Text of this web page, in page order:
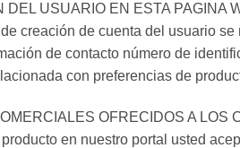
DEL USUARIO EN ESTA PAGINA
creación de cuenta del usuario
de contacto número de
con preferencias de
OFRECIDOS A LOS
en nuestro portal usted